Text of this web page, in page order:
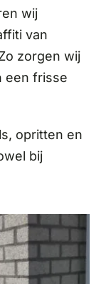
wij
van
zorgen wij
een frisse
opritten en
bij